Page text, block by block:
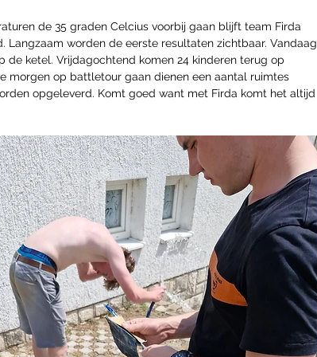
de 35 graden Celcius voorbij gaan blijft team Firda
Langzaam worden de eerste resultaten zichtbaar. Vandaag
de ketel. Vrijdagochtend komen 24 kinderen terug op
morgen op battletour gaan dienen een aantal ruimtes
opgeleverd. Komt goed want met Firda komt het altijd